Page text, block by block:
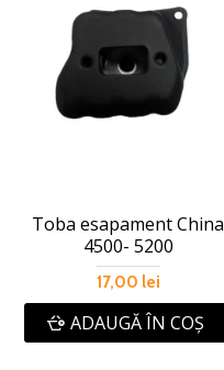
Toba esapament China
4500- 5200
17,00 lei
ADAUGĂ ÎN COŞ